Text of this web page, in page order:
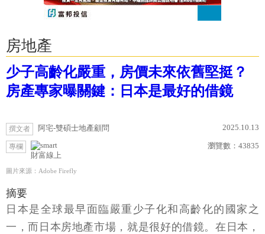
房地產
少子高齡化嚴重，房價未來依舊堅挺？
房產專家曝關鍵：日本是最好的借鏡
撰文者 阿宅-雙碩士地產顧問 2025.10.13
專欄
財富線上
瀏覽數： 43835
圖片來源：Adobe Firefly
摘要
日本是全球最早面臨嚴重少子化和高齡化的國家之
一，而日本房地產市場，就是很好的借鏡。在日本，